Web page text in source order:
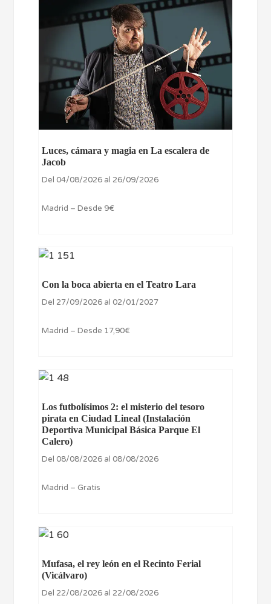
Luces, cámara y magia en La escalera de
Jacob
Del 04/08/2026 al 26/09/2026
Madrid – Desde 9€
Con la boca abierta en el Teatro Lara
Del 27/09/2026 al 02/01/2027
Madrid – Desde 17,90€
Los futbolísimos 2: el misterio del tesoro
pirata en Ciudad Lineal (Instalación
Deportiva Municipal Básica Parque El
Calero)
Del 08/08/2026 al 08/08/2026
Madrid – Gratis
Mufasa, el rey león en el Recinto Ferial
(Vicálvaro)
Del 22/08/2026 al 22/08/2026